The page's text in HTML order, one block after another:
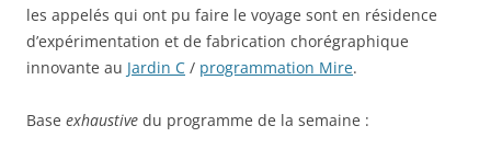
les appelés qui ont pu faire le voyage sont en résidence
d’expérimentation et de fabrication chorégraphique
innovante au Jardin C / programmation Mire.
Base exhaustive du programme de la semaine :